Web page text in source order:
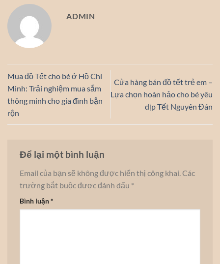
ADMIN
Mua đồ Tết cho bé ở Hồ Chí
Minh: Trải nghiệm mua sắm
thông minh cho gia đình bận
rộn
Cửa hàng bán đồ tết trẻ em –
Lựa chọn hoàn hảo cho bé yêu
dịp Tết Nguyên Đán
Để lại một bình luận
Email của bạn sẽ không được hiển thị công khai. Các
trường bắt buộc được đánh dấu *
Bình luận*